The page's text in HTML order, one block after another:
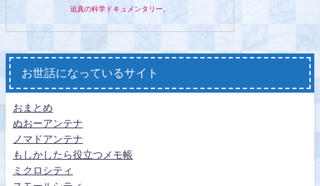
迫真の科学ドキュメンタリー。
お世話になっているサイト
おまとめ
ぬおーアンテナ
ノマドアンテナ
もしかしたら役立つメモ帳
ミクロシティ